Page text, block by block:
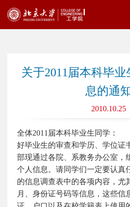
关于2011届本科毕
息的通
2010.10.25
全体2011届本科毕业生同学
好毕业生的审查和学历、学位证
部现通过各院、系教务办公室，
个人信息。请同学们一定要认真
的信息调查表中的各项内容，尤
月、身份证号码等信息，这些信